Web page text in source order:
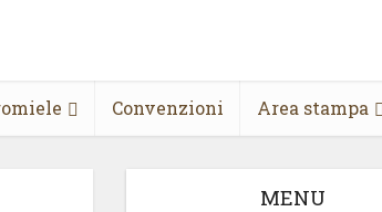
Convenzioni Area stampa
MENU